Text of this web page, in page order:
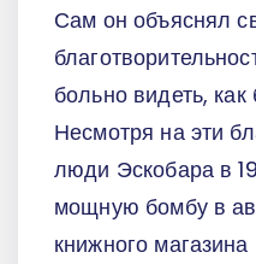
Сам он объяснял
больно видеть,
Несмотря на эти
люди Эскобара в
мощную бомбу в
книжного